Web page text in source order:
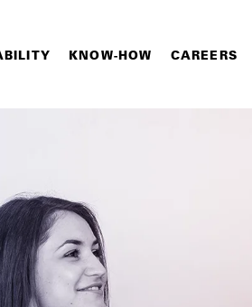
KNOW-HOW CAREERS